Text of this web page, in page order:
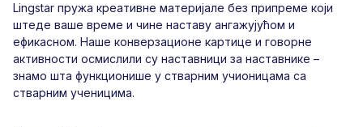
Lingstar пружа креативне материјале без припреме који
штеде ваше време и чине наставу ангажујућом и
ефикасном. Наше конверзационе картице и говорне
активности осмислили су наставници за наставнике –
знамо шта функционише у стварним учионицама са
стварним ученицима.